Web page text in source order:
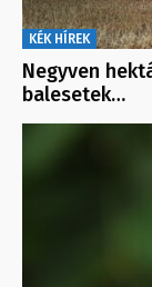
KÉK HÍREK
Negyven
balesetek…